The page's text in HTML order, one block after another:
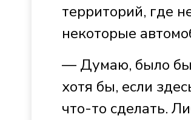
территорий, где
некоторые
— Думаю, было бы
хотя бы, если
что-то сделать.